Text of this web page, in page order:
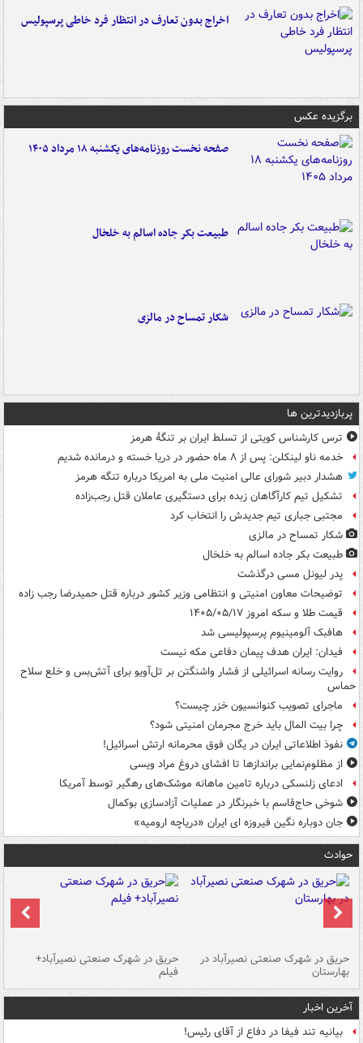
اخراج بدون تعارف در انتظار فرد خاطی پرسپولیس
برگزیده عکس
صفحه نخست روزنامه‌های یکشنبه ۱۸ مرداد ۱۴۰۵
طبیعت بکر جاده اسالم به خلخال
شکار تمساح در مالزی
پربازدیدترین ها
ترس کارشناس کویتی از تسلط ایران بر تنگۀ هرمز
خدمه ناو لینکلن: پس از ۸ ماه حضور در دریا خسته و درمانده‌ شدیم
هشدار دبیر شورای عالی امنیت ملی به امریکا درباره تنگه هرمز
تشکیل تیم کارآگاهان زبده برای دستگیری عاملان قتل رجب‌زاده
مجتبی جباری تیم جدیدش را انتخاب کرد
شکار تمساح در مالزی
طبیعت بکر جاده اسالم به خلخال
پدر لیونل مسی درگذشت
توضیحات معاون امنیتی و انتظامی وزیر کشور درباره قتل حمیدرضا رجب زاده
قیمت طلا و سکه امروز ۱۴۰۵/۰۵/۱۷
هافبک آلومینیوم پرسپولیسی شد
فیدان: ایران هدف پیمان دفاعی مکه نیست
روایت رسانه اسرائیلی از فشار واشنگتن بر تل‌آویو برای آتش‌بس و خلع سلاح
حماس
ماجرای تصویب کنوانسیون خزر چیست؟
چرا بیت المال باید خرج مجرمان امنیتی شود؟
نفوذ اطلاعاتی ایران در یگان فوق محرمانه ارتش اسرائیل!
از مظلوم‌نمایی براندازها تا افشای دروغ مراد ویسی
ادعای زلنسکی درباره تامین ماهانه موشک‌های رهگیر توسط آمریکا
شوخی حاج‌قاسم با خبرنگار در عملیات آزادسازی بوکمال
جان دوباره نگین فیروزه ای ایران «دریاچه ارومیه»
حوادث
حریق در شهرک صنعتی نصیرآباد در
بهارستان
حریق در شهرک صنعتی نصیرآباد+
فیلم
آخرین اخبار
بیانیه تند فیفا در دفاع از آقای رئیس!